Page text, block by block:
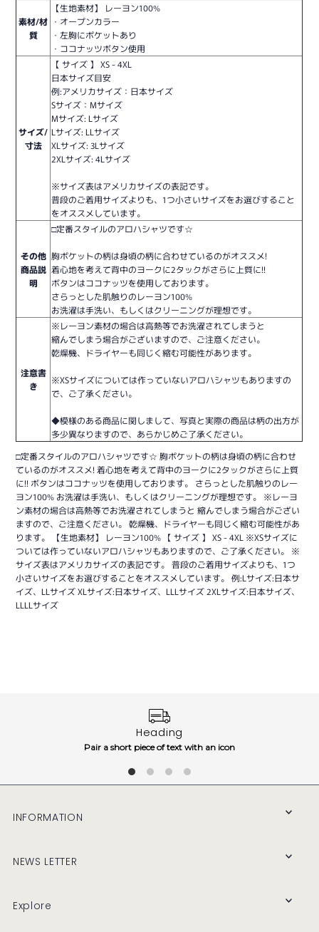
素材/材
質
【生地素材】 レーヨン100%
・オープンカラー
・左胸にポケットあり
・ココナッツボタン使用
サイズ/
寸法
【 サイズ 】 XS - 4XL
日本サイズ目安
例:アメリカサイズ：日本サイズ
Sサイズ：Mサイズ
Mサイズ: Lサイズ
Lサイズ: LLサイズ
XLサイズ: 3Lサイズ
2XLサイズ: 4Lサイズ
※サイズ表はアメリカサイズの表記です。
普段のご着用サイズよりも、1つ小さいサイズをお選びすること
をオススメしています。
その他
商品説
明
□定番スタイルのアロハシャツです☆
胸ポケットの柄は身頃の柄に合わせているのがオススメ!
着心地を考えて背中のヨークに2タックがさらに上質に!!
ボタンはココナッツを使用しております。
さらっとした肌触りのレーヨン100%
お洗濯は手洗い、もしくはクリーニングが理想です。
注意書
き
※レーヨン素材の場合は高熱等でお洗濯されてしまうと
縮んでしまう場合がございますので、ご注意ください。
乾燥機、ドライヤーも同じく縮む可能性があります。
※XSサイズについては作っていないアロハシャツもありますの
で、ご了承ください。
◆模様のある商品に関しまして、写真と実際の商品は柄の出方が
多少異なりますので、あらかじめご了承ください。
□定番スタイルのアロハシャツです☆ 胸ポケットの柄は身頃の柄に合わせ
ているのがオススメ! 着心地を考えて背中のヨークに2タックがさらに上質
に!! ボタンはココナッツを使用しております。 さらっとした肌触りのレー
ヨン100% お洗濯は手洗い、もしくはクリーニングが理想です。 ※レーヨ
ン素材の場合は高熱等でお洗濯されてしまうと 縮んでしまう場合がござい
ますので、ご注意ください。 乾燥機、ドライヤーも同じく縮む可能性があ
ります。 【生地素材】 レーヨン100% 【 サイズ 】 XS - 4XL ※XSサイズに
ついては作っていないアロハシャツもありますので、ご了承ください。 ※
サイズ表はアメリカサイズの表記です。 普段のご着用サイズよりも、1つ
小さいサイズをお選びすることをオススメしています。 例:Lサイズ:日本サ
イズ、LLサイズ XLサイズ:日本サイズ、LLLサイズ 2XLサイズ:日本サイズ、
LLLLサイズ
Heading
Pair a short piece of text with an icon
INFORMATION
NEWS LETTER
Explore